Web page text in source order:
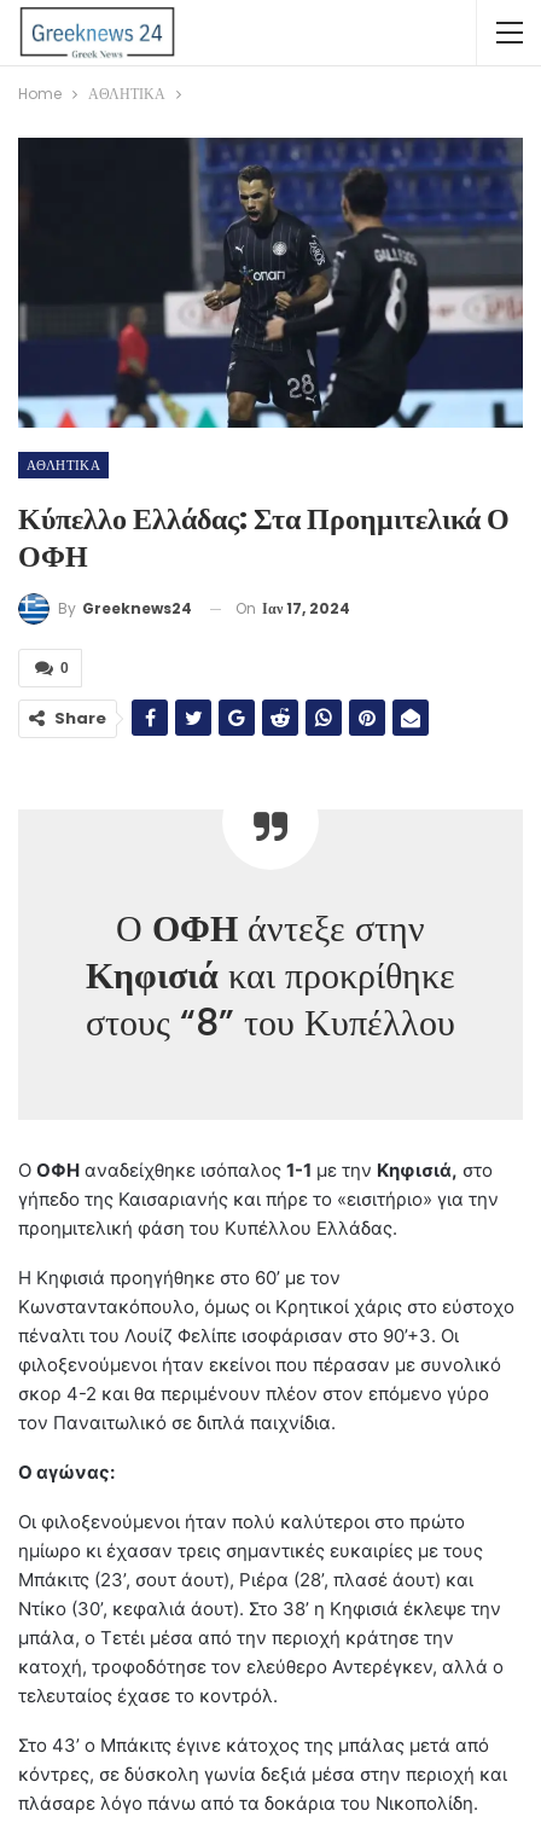
Home ΑΘΛΗΤΙΚΑ
ΑΘΛΗΤΙΚΑ
Κύπελλο Ελλάδας: Στα Προημιτελικά Ο
ΟΦΗ
By Greeknews24 On Ιαν 17, 2024
0
Share
Ο ΟΦΗ άντεξε στην
Κηφισιάκαι προκρίθηκε
στους “8” του Κυπέλλου
O ΟΦΗ αναδείχθηκε ισόπαλος 1-1 με την Κηφισιά, στο
γήπεδο της Καισαριανής και πήρε το «εισιτήριο» για την
προημιτελική φάση του Κυπέλλου Ελλάδας.
Η Κηφισιά προηγήθηκε στο 60’ με τον
Κωνσταντακόπουλο, όμως οι Κρητικοί χάρις στο εύστοχο
πέναλτι του Λουίζ Φελίπε ισοφάρισαν στο 90’+3. Οι
φιλοξενούμενοι ήταν εκείνοι που πέρασαν με συνολικό
σκορ 4-2 και θα περιμένουν πλέον στον επόμενο γύρο
τον Παναιτωλικό σε διπλά παιχνίδια.
Ο αγώνας:
Οι φιλοξενούμενοι ήταν πολύ καλύτεροι στο πρώτο
ημίωρο κι έχασαν τρεις σημαντικές ευκαιρίες με τους
Μπάκιτς (23’, σουτ άουτ), Ριέρα (28’, πλασέ άουτ) και
Ντίκο (30’, κεφαλιά άουτ). Στο 38’ η Κηφισιά έκλεψε την
μπάλα, ο Τετέι μέσα από την περιοχή κράτησε την
κατοχή, τροφοδότησε τον ελεύθερο Αντερέγκεν, αλλά ο
τελευταίος έχασε το κοντρόλ.
Στο 43’ ο Mπάκιτς έγινε κάτοχος της μπάλας μετά από
κόντρες, σε δύσκολη γωνία δεξιά μέσα στην περιοχή και
πλάσαρε λόγο πάνω από τα δοκάρια του Νικοπολίδη.